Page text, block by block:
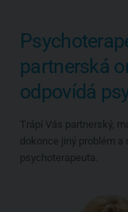
partnerská
odpovídá
Trápí Vás partnerský,
dokonce jiný problém a
psychoterapeuta.